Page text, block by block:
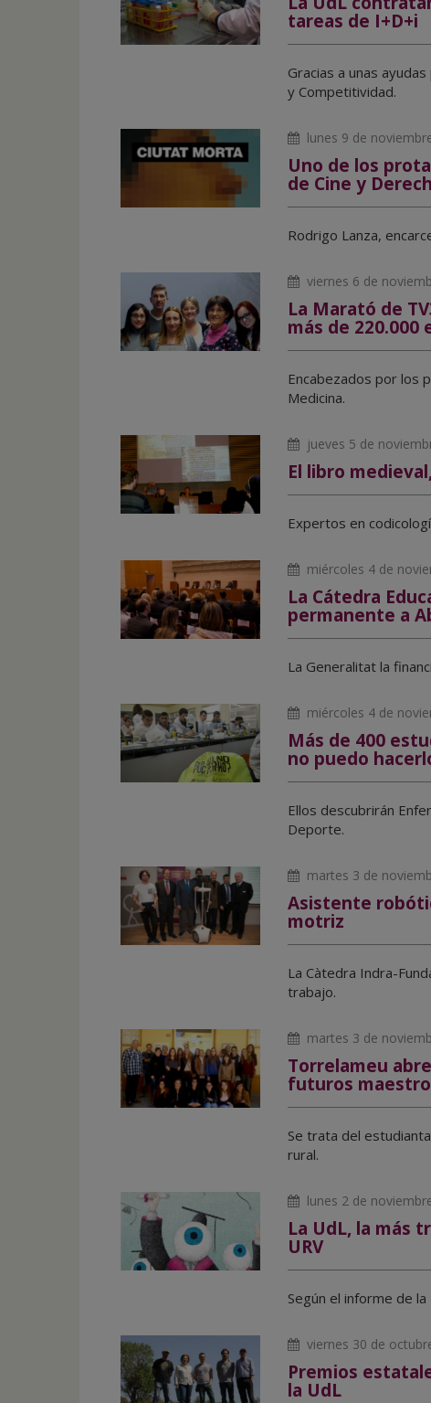
inicio
tareas de I+D+i
Gracias a unas
y Competitividad.
lunes 9 de
Uno de los
de Cine y
Rodrigo Lanza,
viernes 6 de
La Marató de
más de 220.000
Encabezados por los
Medicina.
jueves 5 de
El libro
Expertos en
miércoles 4 de
La Cátedra
permanente a
La Generalitat la
miércoles 4 de
Más de 400
no puedo
Ellos descubrirán
Deporte.
martes 3 de
Asistente
motriz
La Càtedra Indra-
trabajo.
martes 3 de
Torrelameu
futuros
Se trata del
rural.
lunes 2 de
La UdL, la más
URV
Según el informe de
viernes 30 de
Premios
la UdL